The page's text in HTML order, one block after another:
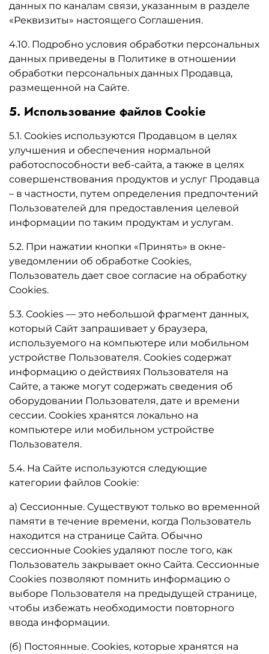
данных по каналам связи, указанным в разделе
«Реквизиты» настоящего Соглашения.
4.10. Подробно условия обработки персональных
данных приведены в Политике в отношении
обработки персональных данных Продавца,
размещенной на Сайте.
5. Использование файлов Cookie
5.1. Сookies используются Продавцом в целях
улучшения и обеспечения нормальной
работоспособности веб-сайта, а также в целях
совершенствования продуктов и услуг Продавца
– в частности, путем определения предпочтений
Пользователей для предоставления целевой
информации по таким продуктам и услугам.
5.2. При нажатии кнопки «Принять» в окне-
уведомлении об обработке Cookies,
Пользователь дает свое согласие на обработку
Сookies.
5.3. Сookies — это небольшой фрагмент данных,
который Сайт запрашивает у браузера,
используемого на компьютере или мобильном
устройстве Пользователя. Cookies содержат
информацию о действиях Пользователя на
Сайте, а также могут содержать сведения об
оборудовании Пользователя, дате и времени
сессии. Сookies хранятся локально на
компьютере или мобильном устройстве
Пользователя.
5.4. На Сайте используются следующие
категории файлов Cookie:
а) Сессионные. Существуют только во временной
памяти в течение времени, когда Пользователь
находится на странице Сайта. Обычно
сессионные Cookies удаляют после того, как
Пользователь закрывает окно Сайта. Сессионные
Cookies позволяют помнить информацию о
выборе Пользователя на предыдущей странице,
чтобы избежать необходимости повторного
ввода информации.
(б) Постоянные. Сookies, которые хранятся на